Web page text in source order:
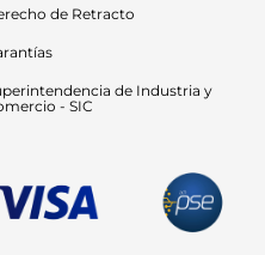
de Retracto
de Industria y
- SIC